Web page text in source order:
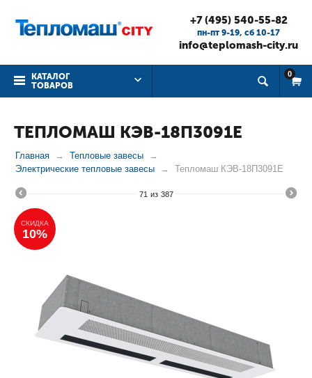
+7 (495) 540-55-82
пн-пт 9-19, cб 10-17
info@teplomash-city.ru
КАТАЛОГ
ТОВАРОВ
0
ТЕПЛОМАШ КЭВ-18П3091Е
Главная
Тепловые завесы
Электрические тепловые завесы
Тепломаш КЭВ-18П3091Е
71 из 387
СКИДКА
10%